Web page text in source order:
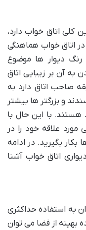
کلی اتاق خواب دارد،
اتاق خواب هماهنگی
رنگ دیوار ها موضوع
آن بر زیبایی اتاق
صاحب اتاق دارد به
و بزرگتر ها بیشتر
هستند. با این حال با
مورد علاقه خود را در
بگیرید. در ادامه
اتاق خواب آشنا
به استفاده حداکثری
بهینه از فضا می توان